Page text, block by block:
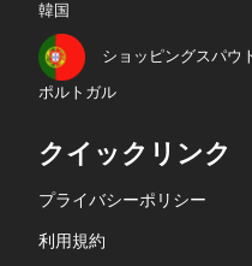
韓国
ショッピングスパウ
ポルトガル
クイックリンク
プライバシーポリシー
利用規約